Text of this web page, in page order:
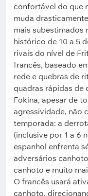
confortável do que
muda
mais subestimados
histórico de 10 a 5
rivais do nível de
francês, baseado
rede e quebras de
quadras rápidas de
Fokina, apesar de
agressividade, não
temporada: a
(inclusive por 1 a 6
espanhol enfrenta
adversários
canhoto e muito
O francês usará
canhoto,